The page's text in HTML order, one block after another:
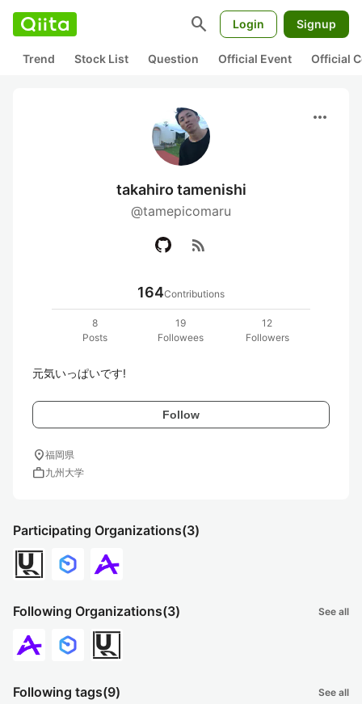
search Login Signup
Trend Stock List Question Official Event Official
more_horiz
takahiro tamenishi
@tamepicomaru
rss_feed
164Contributions
8
Posts
19
Followees
12
Followers
元気いっぱいです!
Follow
location_on福岡県
work九州大学
Participating Organizations(3)
Following Organizations(3) See all
Following tags(9) See all